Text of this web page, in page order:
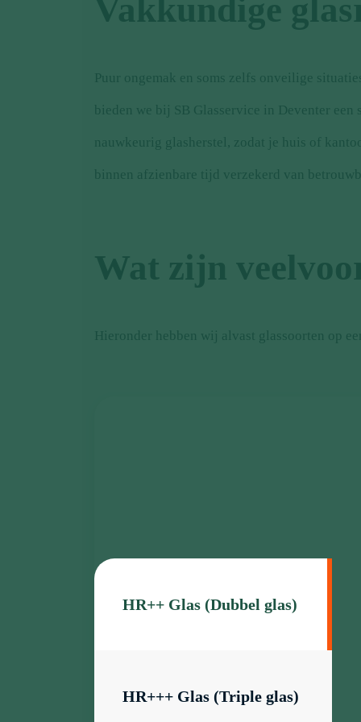
Vakkundige
Puur ongemak en soms zelfs onveilige
bieden we bij SB Glasservice in Deventer
nauwkeurig glasherstel, zodat je huis of
binnen afzienbare tijd verzekerd van
Wat zijn
Hieronder hebben wij alvast glassoorten op
HR++ Glas (Dubbel glas)
HR+++ Glas (Triple glas)